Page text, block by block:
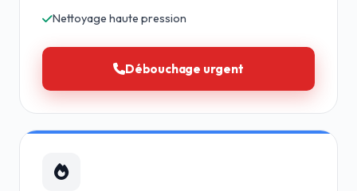
Nettoyage haute pression
Débouchage urgent